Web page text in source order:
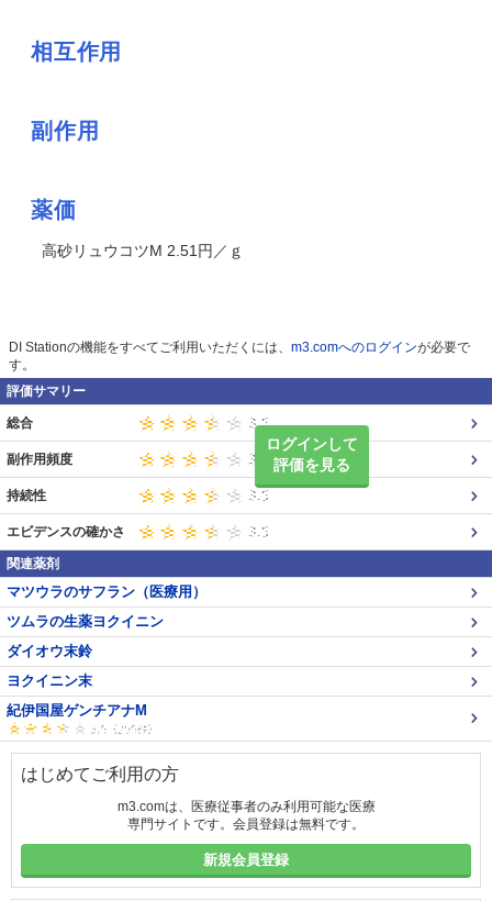
相互作用
副作用
薬価
高砂リュウコツM 2.51円／ｇ
DI Stationの機能をすべてご利用いただくには、 m3.comへのログインが必要で
す。
評価サマリー
ログインして
評価を見る
総合
副作用頻度
持続性
エビデンスの確かさ
関連薬剤
マツウラのサフラン（医療用）
ツムラの生薬ヨクイニン
ダイオウ末鈴
ヨクイニン末
紀伊国屋ゲンチアナM
はじめてご利用の方
m3.comは、医療従事者のみ利用可能な医療
専門サイトです。会員登録は無料です。
新規会員登録